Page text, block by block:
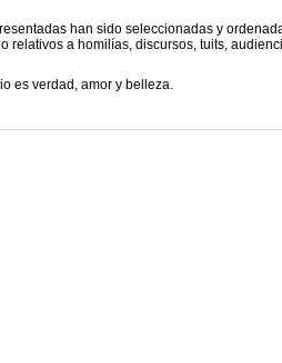
han sido seleccionadas y
relativos a homilías, discursos, tuits,
es verdad, amor y belleza.